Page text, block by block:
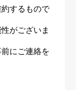
するもので
がございま
にご連絡を